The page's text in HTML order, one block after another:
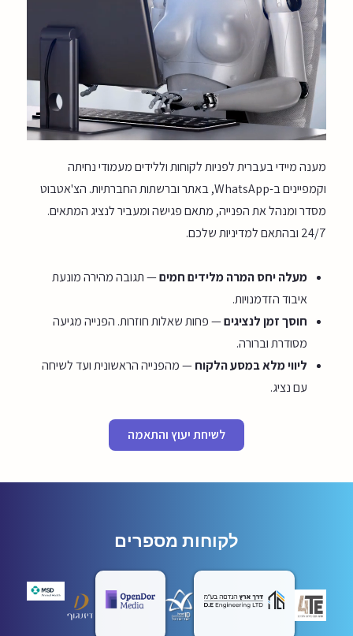
מענה מיידי בעברית לפניות לקוחות וללידים מעמודי נחיתה
וקמפיינים ב-WhatsApp, באתר וברשתות החברתיות. הצ'אטבוט
מסדר ומנהל את הפנייה, מתאם פגישה ומעביר לנציג המתאים.
24/7 ובהתאם למדיניות שלכם.
מעלה יחס המרה מלידים חמים— תגובה מהירה מונעת
איבוד הזדמנויות.
חוסך זמן לנציגים— פחות שאלות חוזרות. הפנייה מגיעה
מסודרת וברורה.
ליווי מלא במסע הלקוח— מהפנייה הראשונית ועד לשיחה
עם נציג.
לשיחת יעוץ והתאמה
לקוחות מספרים